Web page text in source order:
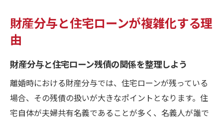
財産分与と住宅ローンが複雑化する理
由
財産分与と住宅ローン残債の関係を整理しよう
離婚時における財産分与では、住宅ローンが残っている
場合、その残債の扱いが大きなポイントとなります。住
宅自体が夫婦共有名義であることが多く、名義人が誰で